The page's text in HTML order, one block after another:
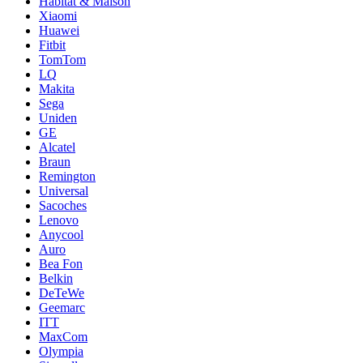
Xiaomi
Huawei
Fitbit
TomTom
LQ
Makita
Sega
Uniden
GE
Alcatel
Braun
Remington
Universal
Sacoches
Lenovo
Anycool
Auro
Bea Fon
Belkin
DeTeWe
Geemarc
ITT
MaxCom
Olympia